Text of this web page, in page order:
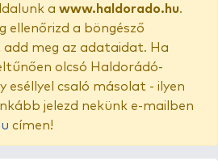
a www.haldorado.hu.
ellenőrizd a böngésző
meg az adataidat. Ha
olcsó Haldorádó-
eséllyel csaló másolat - ilyen
jelezd nekünk e-mailben
címen!